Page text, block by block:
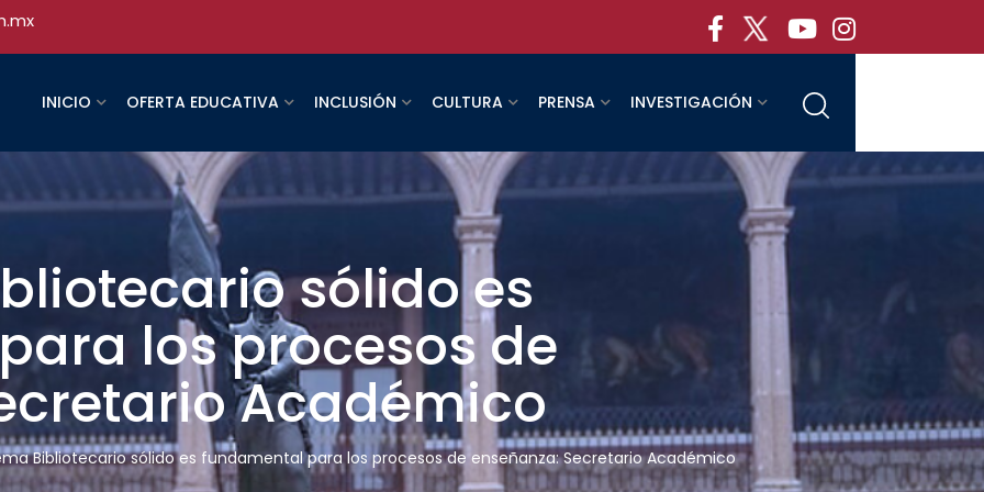
INICIO OFERTA EDUCATIVA INCLUSIÓN CULTURA PRENSA INVESTIGACIÓN
sólido es
los procesos de
Académico
Bibliotecario sólido es fundamental para los procesos de enseñanza: Secretario Académico